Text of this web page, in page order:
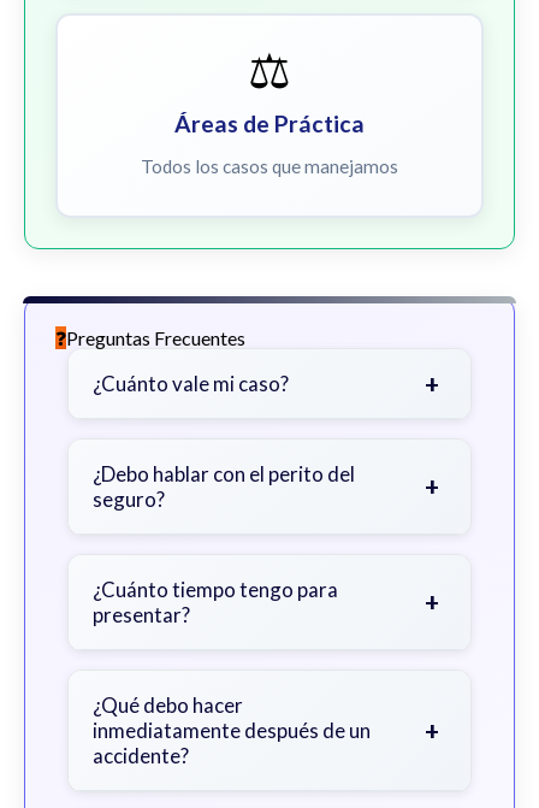
⚖️
Áreas de Práctica
Todos los casos que manejamos
Preguntas Frecuentes
¿Cuánto vale mi caso? +
gravedad de sus lesiones, facturas
médicas, tiempo fuera del trabajo y
¿Debo hablar con el perito del
seguro?
+
primero con un abogado para evitar
declaraciones que perjudiquen su
¿Cuánto tiempo tengo para
presentar?
+
con excepciones. Consulte para
obtener orientación específica.
¿Qué debo hacer
inmediatamente después de un
accidente?
+